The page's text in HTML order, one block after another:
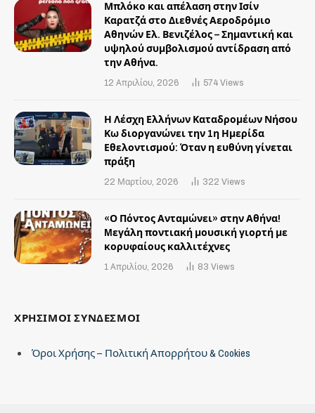
Μπλόκο και απέλαση στην Ισίν
Καρατζά στο Διεθνές Αεροδρόμιο
Αθηνών Ελ. Βενιζέλος – Σημαντική και
υψηλού συμβολισμού αντίδραση από
την Αθήνα.
12 Απριλίου, 2026 574 Views
Η Λέσχη Ελλήνων Καταδρομέων Νήσου
Κω διοργανώνει την 1η Ημερίδα
Εθελοντισμού: Όταν η ευθύνη γίνεται
πράξη
22 Μαρτίου, 2026 322 Views
«Ο Πόντος Ανταμώνει» στην Αθήνα!
Mεγάλη ποντιακή μουσική γιορτή με
κορυφαίους καλλιτέχνες
1 Απριλίου, 2026 83 Views
ΧΡΗΣΙΜΟΙ ΣΥΝΔΕΣΜΟΙ
Όροι Χρήσης – Πολιτική Απορρήτου & Cookies